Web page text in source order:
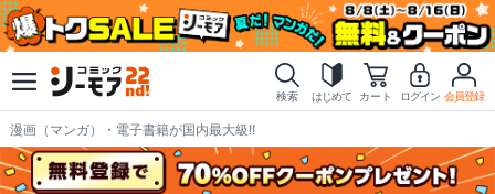
検索 はじめて カート ログイン 会員登録
漫画（マンガ）・電子書籍が国内最大級!!